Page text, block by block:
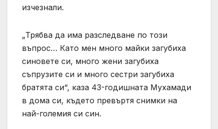
изчезнали.
„Трябва да има разследване по този
въпрос… Като мен много майки загубиха
синовете си, много жени загубиха
съпрузите си и много сестри загубиха
братята си“, каза 43-годишната Мухамади
в дома си, където превъртя снимки на
най-големия си син.